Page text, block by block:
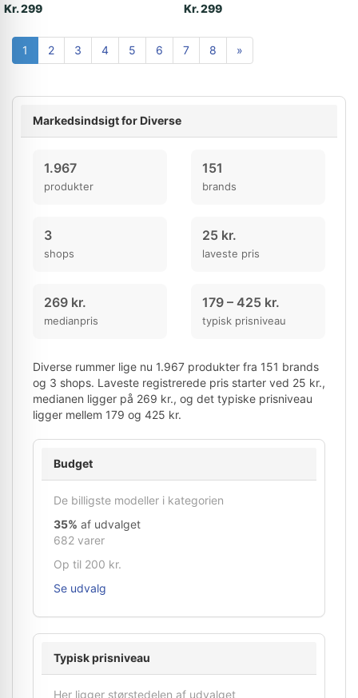
Kr. 299 Kr. 299
1 2 3 4 5 6 7 8 »
Markedsindsigt for Diverse
1.967
produkter
151
brands
3
shops
25 kr.
laveste pris
269 kr.
medianpris
179 – 425 kr.
typisk prisniveau
Diverse rummer lige nu 1.967 produkter fra 151 brands
og 3 shops. Laveste registrerede pris starter ved 25 kr.,
medianen ligger på 269 kr., og det typiske prisniveau
ligger mellem 179 og 425 kr.
Budget
De billigste modeller i kategorien
35% af udvalget
682 varer
Op til 200 kr.
Se udvalg
Typisk prisniveau
Her ligger størstedelen af udvalget